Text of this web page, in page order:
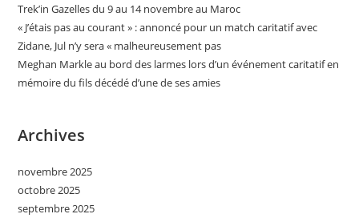
Trek’in Gazelles du 9 au 14 novembre au Maroc
« J’étais pas au courant » : annoncé pour un match caritatif avec
Zidane, Jul n’y sera « malheureusement pas
Meghan Markle au bord des larmes lors d’un événement caritatif en
mémoire du fils décédé d’une de ses amies
Archives
novembre 2025
octobre 2025
septembre 2025